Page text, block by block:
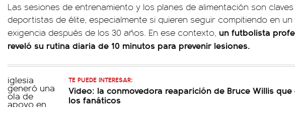
Las sesiones de entrenamiento y los planes de alimentación son
deportistas de élite, especialmente si quieren seguir compitiendo en un
exigencia después de los 30 años. En ese contexto, un futbolista
reveló su rutina diaria de 10 minutos para prevenir lesiones.
TE PUEDE INTERESAR:
Video: la conmovedora reaparición de Bruce Willis
los fanáticos